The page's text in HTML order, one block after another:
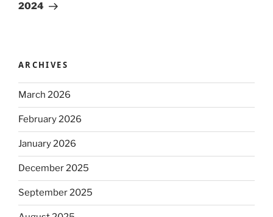
2024
ARCHIVES
March 2026
February 2026
January 2026
December 2025
September 2025